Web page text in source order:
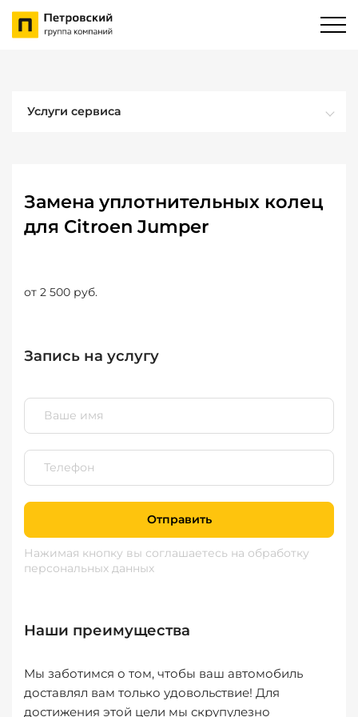
Услуги сервиса
Замена уплотнительных колец
для Citroen Jumper
от 2 500 руб.
Запись на услугу
Отправить
Нажимая кнопку вы соглашаетесь на обработку
персональных данных
Наши преимущества
Мы заботимся о том, чтобы ваш автомобиль
доставлял вам только удовольствие! Для
достижения этой цели мы скрупулезно